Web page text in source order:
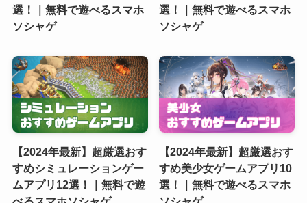
選！｜無料で遊べるスマホ
ソシャゲ
選！｜無料で遊べるスマホ
ソシャゲ
【2024年最新】超厳選おす
すめシミュレーションゲー
ムアプリ12選！｜無料で遊
【2024年最新】超厳選おす
すめ美少女ゲームアプリ10
選！｜無料で遊べるスマホ